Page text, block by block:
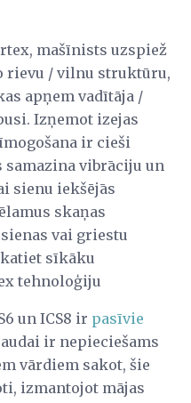
mašīnists uzspiež
rievu / vilnu struktūru,
apņem vadītāja /
Izņemot izejas
ir cieši
samazina vibrāciju un
sienu iekšējās
skaņas
vai griestu
sīkāku
tehnoloģiju
un ICS8 ir pasīvie
ir nepieciešams
vārdiem sakot, šie
izmantojot mājas